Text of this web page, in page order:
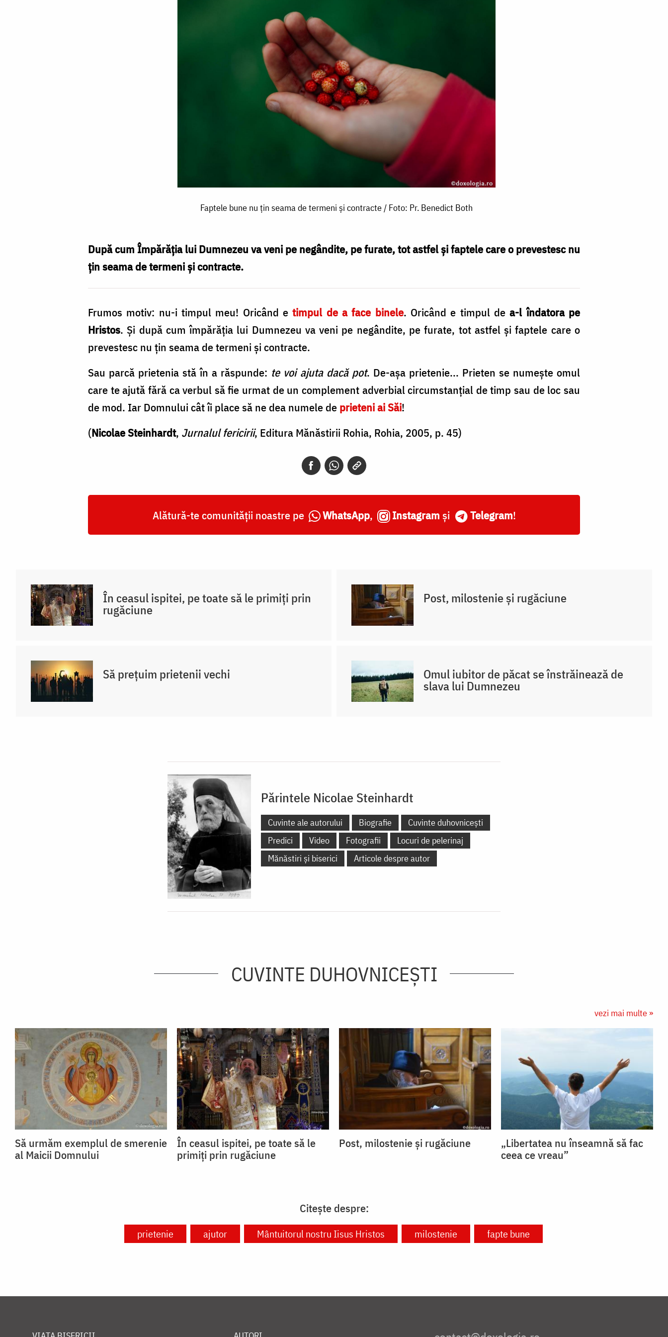
Faptele bune nu țin seama de termeni și contracte / Foto: Pr. Benedict Both
După cum Împărăția lui Dumnezeu va veni pe negândite, pe furate, tot astfel și faptele care o prevestesc nu
țin seama de termeni și contracte.
Frumos motiv: nu-i timpul meu! Oricând etimpul de a face binele. Oricând e timpul dea-l îndatora pe
Hristos. Și după cum împărăția lui Dumnezeu va veni pe negândite, pe furate, tot astfel și faptele care o
prevestesc nu țin seama de termeni și contracte.
Sau parcă prietenia stă în a răspunde: te voi ajuta dacă pot. De-așa prietenie... Prieten se numește omul
care te ajută fără ca verbul să fie urmat de un complement adverbial circumstanțial de timp sau de loc sau
de mod. Iar Domnului cât îi place să ne dea numele de prieteni ai Săi!
(Nicolae Steinhardt, Jurnalul fericirii, Editura Mănăstirii Rohia, Rohia, 2005, p. 45)
Alătură-te comunității noastre pe WhatsApp, Instagram și Telegram!
În ceasul ispitei, pe toate să le primiți prin
rugăciune
Post, milostenie și rugăciune
Să prețuim prietenii vechi Omul iubitor de păcat se înstrăinează de
slava lui Dumnezeu
Părintele Nicolae Steinhardt
Cuvinte ale autorului Biografie
Cuvinte duhovnicești
Predici
Video Fotografii
Locuri de pelerinaj
Mănăstiri și biserici
Articole despre autor
CUVINTE DUHOVNICEȘTI
vezi mai multe »
Să urmăm exemplul de smerenie
al Maicii Domnului
În ceasul ispitei, pe toate să le
primiți prin rugăciune
Post, milostenie și rugăciune
„Libertatea nu înseamnă să fac
ceea ce vreau”
Citește despre:
prietenie ajutor Mântuitorul nostru Iisus Hristos milostenie fapte bune